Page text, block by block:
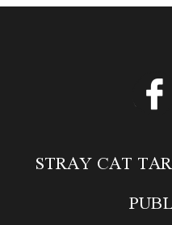
STRAY CAT